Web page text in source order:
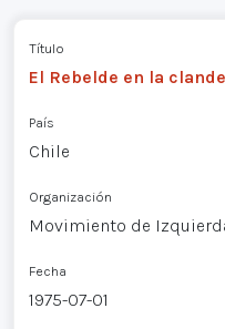
Título
El Rebelde en la
País
Chile
Organización
Movimiento de
Fecha
1975-07-01